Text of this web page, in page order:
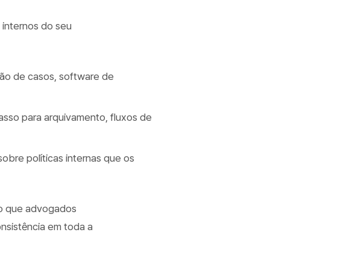
do seu
de casos, software de
para arquivamento, fluxos de
políticas internas que os
que advogados
em toda a